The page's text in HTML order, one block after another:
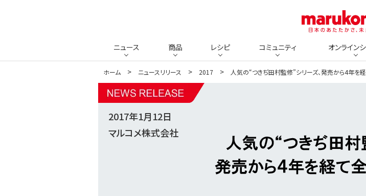
ニュース 商品 レシピ コミュニティ オンライン
ホーム ニュースリリース 2017 人気の“つきぢ田村監修”シリーズ、発売から4年
2017年1月12日
マルコメ株式会社